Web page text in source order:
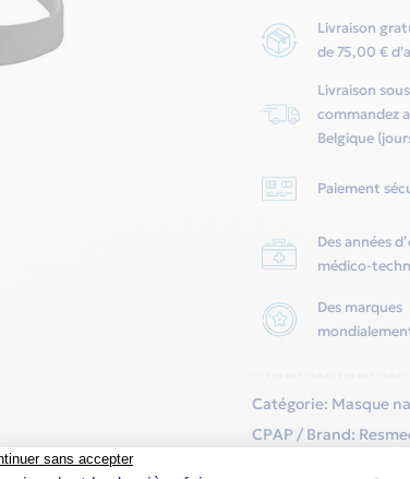
nasal
Resmed
Fx
Livraison
de 75,00 €
Livraison
commandez
Belgique
Paiement
Des années
médico-
Des marques
Catégorie: Masque
CPAP
Brand: